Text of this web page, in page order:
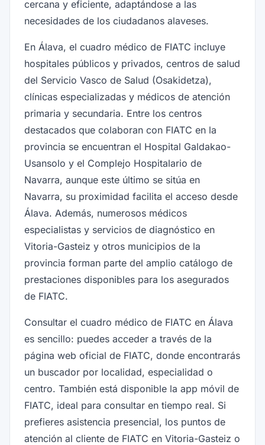
cercana y eficiente, adaptándose a las
necesidades de los ciudadanos alaveses.
En Álava, el cuadro médico de FIATC incluye
hospitales públicos y privados, centros de salud
del Servicio Vasco de Salud (Osakidetza),
clínicas especializadas y médicos de atención
primaria y secundaria. Entre los centros
destacados que colaboran con FIATC en la
provincia se encuentran el Hospital Galdakao-
Usansolo y el Complejo Hospitalario de
Navarra, aunque este último se sitúa en
Navarra, su proximidad facilita el acceso desde
Álava. Además, numerosos médicos
especialistas y servicios de diagnóstico en
Vitoria-Gasteiz y otros municipios de la
provincia forman parte del amplio catálogo de
prestaciones disponibles para los asegurados
de FIATC.
Consultar el cuadro médico de FIATC en Álava
es sencillo: puedes acceder a través de la
página web oficial de FIATC, donde encontrarás
un buscador por localidad, especialidad o
centro. También está disponible la app móvil de
FIATC, ideal para consultar en tiempo real. Si
prefieres asistencia presencial, los puntos de
atención al cliente de FIATC en Vitoria-Gasteiz o